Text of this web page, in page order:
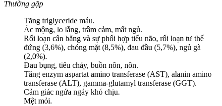
Thường gặp
Tăng triglyceride máu.
Ác mộng, lo lắng, trầm cảm, mất ngủ.
Rối loạn cân bằng và sự phối hợp tiểu não, rối loạn tư thế
đứng (3,6%), chóng mặt (8,5%), đau đầu (5,7%), ngủ gà
(2,0%).
Đau bụng, tiêu chảy, buồn nôn, nôn.
Tăng enzym aspartat amino transferase (AST), alanin amino
transferase (ALT), gamma-glutamyl transferase (GGT).
Cảm giác ngứa ngáy khó chịu.
Mệt mỏi.